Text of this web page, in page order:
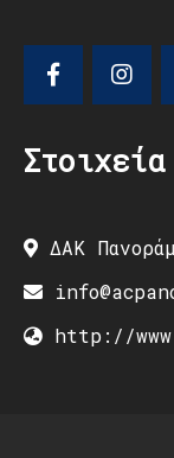
ΔΑΚ
http://